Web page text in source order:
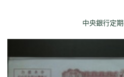
中央銀行定